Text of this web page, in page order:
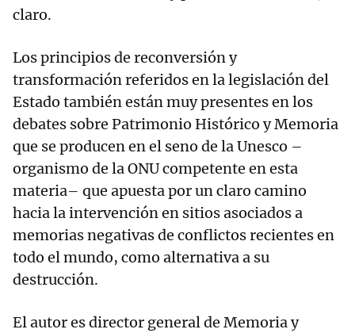
claro.
Los principios de reconversión y
transformación referidos en la legislación del
Estado también están muy presentes en los
debates sobre Patrimonio Histórico y Memoria
que se producen en el seno de la Unesco –
organismo de la ONU competente en esta
materia– que apuesta por un claro camino
hacia la intervención en sitios asociados a
memorias negativas de conflictos recientes en
todo el mundo, como alternativa a su
destrucción.
El autor es director general de Memoria y